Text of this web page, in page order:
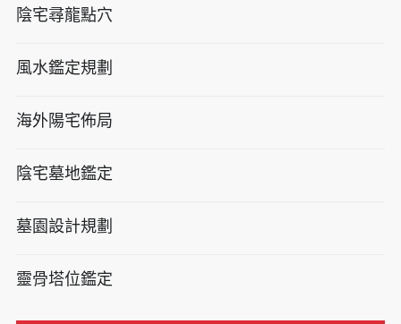
陰宅尋龍點穴
風水鑑定規劃
海外陽宅佈局
陰宅墓地鑑定
墓園設計規劃
靈骨塔位鑑定